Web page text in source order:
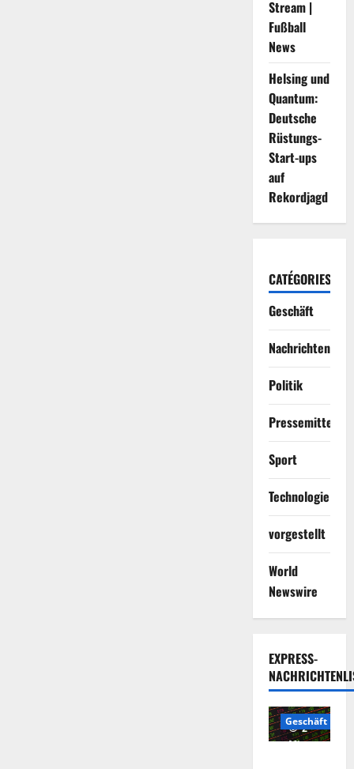
Stream |
Fußball
News
Helsing und
Quantum:
Deutsche
Rüstungs-
Start-ups
auf
Rekordjagd
CATÉGORIES
Geschäft
Nachrichten
Politik
Sport
Technologie
vorgestellt
World
Newswire
EXPRESS-
2
Minuten
Geschäft